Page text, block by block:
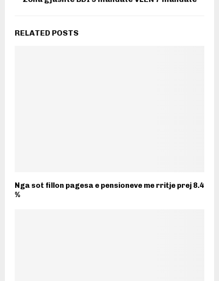
RELATED POSTS
Nga sot fillon pagesa e pensioneve me rritje prej 8.4
%